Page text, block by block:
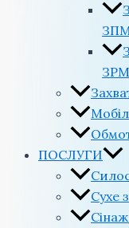
ПОСЛУГИ
Сухе